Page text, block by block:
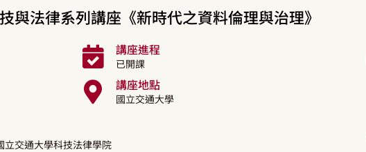
與法律系列講座《新時代之資料倫理與治理》
講座進程
已開課
講座地點
國立交通大學
立交通大學科技法律學院